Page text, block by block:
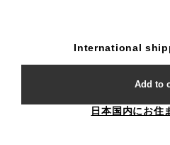
International
Add to
日本国内にお住